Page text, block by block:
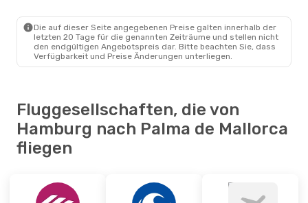
Die auf dieser Seite angegebenen Preise galten innerhalb der
letzten 20 Tage für die genannten Zeiträume und stellen nicht
den endgültigen Angebotspreis dar. Bitte beachten Sie, dass
Verfügbarkeit und Preise Änderungen unterliegen.
Fluggesellschaften, die von
Hamburg nach Palma de Mallorca
fliegen